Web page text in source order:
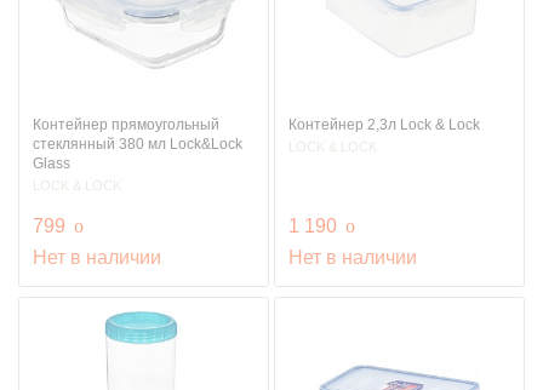
Контейнер прямоугольный
стеклянный 380 мл Lock&Lock
Glass
LOCK & LOCK
799 руб.
o
Нет в наличии
Контейнер 2,3л Lock & Lock
LOCK & LOCK
1 190 руб.
o
Нет в наличии